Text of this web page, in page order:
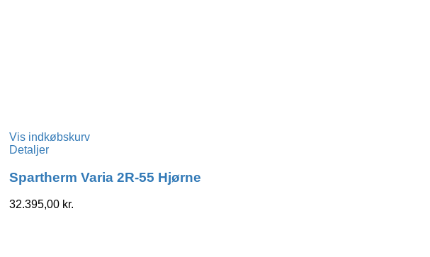
Vis indkøbskurv
Detaljer
Spartherm Varia 2R-55 Hjørne
32.395,00 kr.